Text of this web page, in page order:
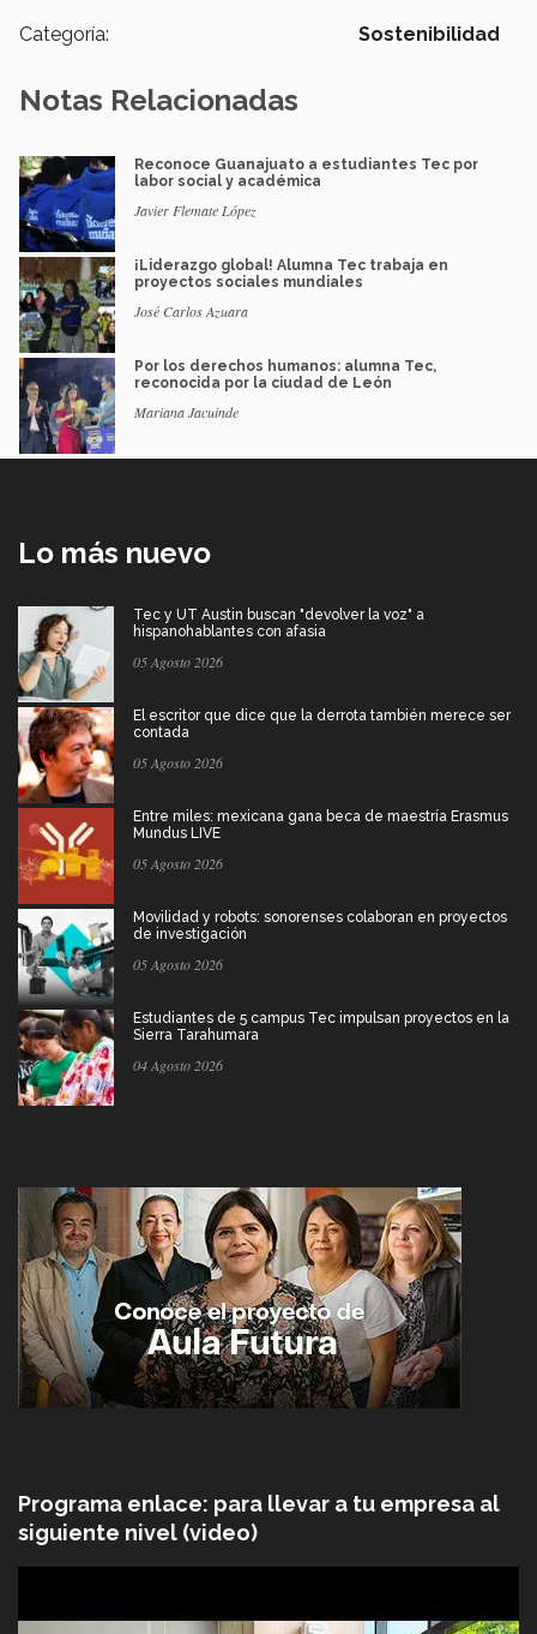
Categoría: Sostenibilidad
Notas Relacionadas
Reconoce Guanajuato a estudiantes Tec por
labor social y académica
Javier Flemate López
¡Liderazgo global! Alumna Tec trabaja en
proyectos sociales mundiales
José Carlos Azuara
Por los derechos humanos: alumna Tec,
reconocida por la ciudad de León
Mariana Jacuinde
Lo más nuevo
Tec y UT Austin buscan "devolver la voz" a
hispanohablantes con afasia
05 Agosto 2026
El escritor que dice que la derrota también merece ser
contada
05 Agosto 2026
Entre miles: mexicana gana beca de maestría Erasmus
Mundus LIVE
05 Agosto 2026
Movilidad y robots: sonorenses colaboran en proyectos
de investigación
05 Agosto 2026
Estudiantes de 5 campus Tec impulsan proyectos en la
Sierra Tarahumara
04 Agosto 2026
Programa enlace: para llevar a tu empresa al
siguiente nivel (video)